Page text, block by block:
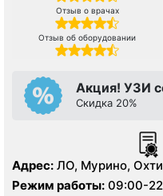
Отзыв о врачах
Отзыв об оборудовании
Акция! УЗИ
Скидка 20%
Адрес: ЛО, Мурино,
Режим работы: 09:00-